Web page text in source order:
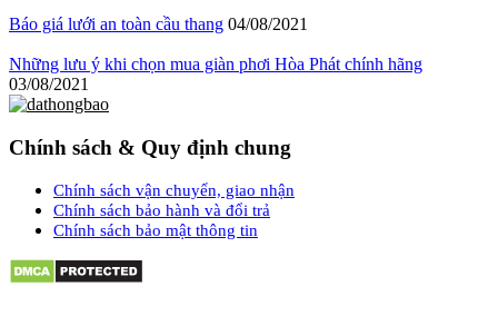
Báo giá lưới an toàn cầu thang 04/08/2021
Những lưu ý khi chọn mua giàn phơi Hòa Phát chính hãng
03/08/2021
Chính sách & Quy định chung
Chính sách vận chuyển, giao nhận
Chính sách bảo hành và đổi trả
Chính sách bảo mật thông tin